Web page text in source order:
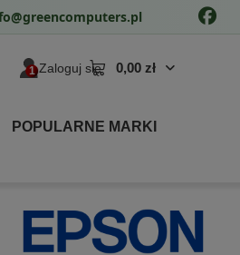
Zaloguj się 0,00 zł
POPULARNE MARKI